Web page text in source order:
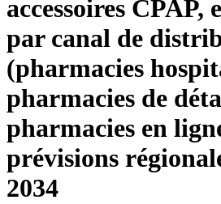
accessoires CPAP,
par canal de
(pharmacies
pharmacies de
pharmacies en
prévisions
2034